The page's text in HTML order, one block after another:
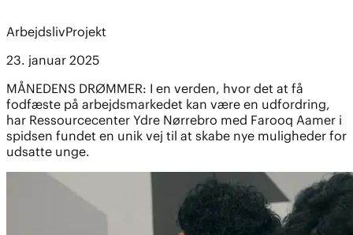
ArbejdslivProjekt
23. januar 2025
MÅNEDENS DRØMMER: I en verden, hvor det at få
fodfæste på arbejdsmarkedet kan være en udfordring,
har Ressourcecenter Ydre Nørrebro med Farooq Aamer i
spidsen fundet en unik vej til at skabe nye muligheder for
udsatte unge.